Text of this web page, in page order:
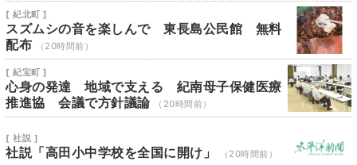
[ 紀北町 ]
スズムシの音を楽しんで 東長島公民館 無料
配布
（20時間前）
[ 紀宝町 ]
心身の発達 地域で支える 紀南母子保健医療
推進協 会議で方針議論
（20時間前）
[ 社説 ]
社説「高田小中学校を全国に開け」 （20時間前）